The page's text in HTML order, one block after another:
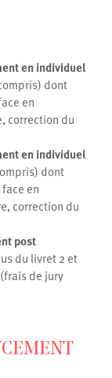
en individuel
dont
en
correction du
en individuel
dont
en
correction du
post
du livret 2 et
de jury